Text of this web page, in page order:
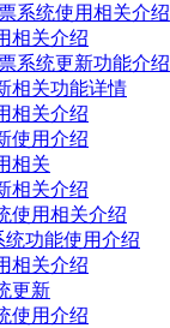
系统使用相关介绍
相关介绍
系统更新功能介绍
相关功能详情
相关介绍
使用介绍
相关
相关介绍
使用相关介绍
统功能使用介绍
相关介绍
更新
使用介绍